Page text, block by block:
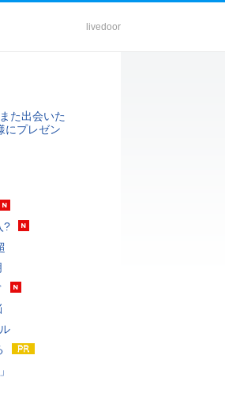
livedoor
た出会いた
にプレゼン
?